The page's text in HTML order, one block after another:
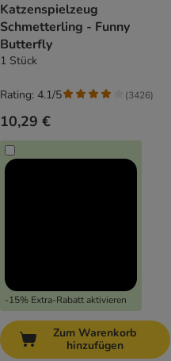
Katzenspielzeug
Schmetterling - Funny
Butterfly
1 Stück
10,29 €
-15% Extra-Rabatt aktivieren
Rating: 4.1/5 (3426)
Zum Warenkorb
hinzufügen